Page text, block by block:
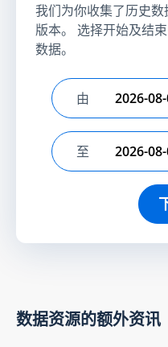
我们为你收集了历史
版本。 选择开始及结
数据。
选择开始日期
由
选择结束日期
至
数据资源的额外资讯